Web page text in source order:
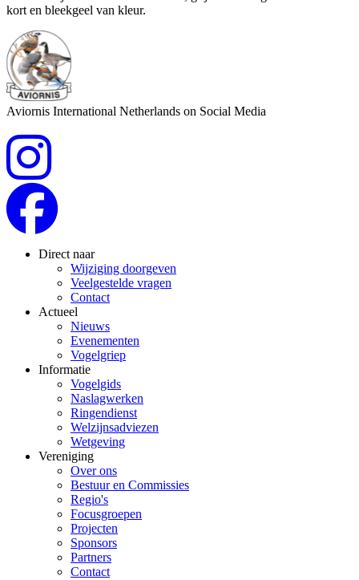
kort en bleekgeel van kleur.
Aviornis International Netherlands on Social Media
Direct naar
Wijziging doorgeven
Veelgestelde vragen
Contact
Actueel
Nieuws
Evenementen
Vogelgriep
Informatie
Vogelgids
Naslagwerken
Ringendienst
Welzijnsadviezen
Wetgeving
Vereniging
Over ons
Bestuur en Commissies
Regio's
Focusgroepen
Projecten
Sponsors
Partners
Contact